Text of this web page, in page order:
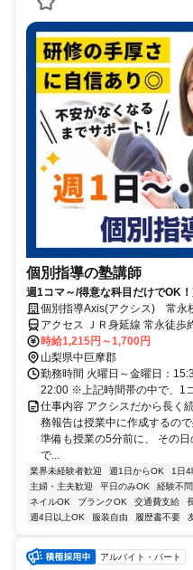
個別指導の塾講師
週1コマ～/得意な科目だけでOK
個別指導Axis(アクシス) 常永
アクセス ＪＲ身延線 常永徒
時給1,215円～1,700円
山梨県中巨摩郡
勤務時間 火曜日～金曜日：
22:00 ※上記時間帯の中で、1
仕事内容 アクシスだから長
務報告は授業中に作成するの
準備も授業の5分前に、 その
で...
業界未経験者歓迎 週1日からOK 1日4
主婦・主夫歓迎
平日のみOK 経験不問
ネイルOK
ブランクOK 交通費支給
週4日以上OK
服装自由 履歴書不要
アルバイト・パート